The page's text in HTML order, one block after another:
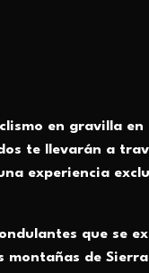
en gravilla
te llevarán a
experiencia
que se
montañas de